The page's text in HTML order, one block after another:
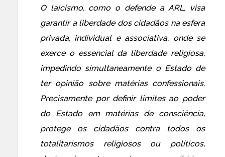
O laicismo, como o defende a ARL, visa
garantir a liberdade dos cidadãos na esfera
privada, individual e associativa, onde se
exerce o essencial da liberdade religiosa,
impedindo simultaneamente o Estado de
ter opinião sobre matérias confessionais.
Precisamente por definir limites ao poder
do Estado em matérias de consciência,
protege os cidadãos contra todos os
totalitarismos religiosos ou políticos,